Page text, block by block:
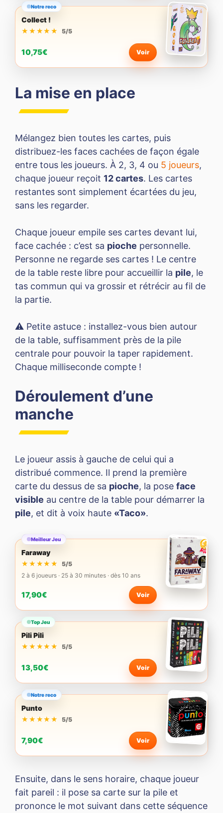
Notre reco
Collect !
★★★★★
★★★★★ 5/5
10,75€ Voir
La mise en place
Mélangez bien toutes les cartes, puis
distribuez-les faces cachées de façon égale
entre tous les joueurs. À 2, 3, 4 ou 5 joueurs,
chaque joueur reçoit 12 cartes. Les cartes
restantes sont simplement écartées du jeu,
sans les regarder.
Chaque joueur empile ses cartes devant lui,
face cachée : c’est sa pioche personnelle.
Personne ne regarde ses cartes ! Le centre
de la table reste libre pour accueillir la pile, le
tas commun qui va grossir et rétrécir au fil de
la partie.
⚠️ Petite astuce : installez-vous bien autour
de la table, suffisamment près de la pile
centrale pour pouvoir la taper rapidement.
Chaque milliseconde compte !
Déroulement d’une
manche
Le joueur assis à gauche de celui qui a
distribué commence. Il prend la première
carte du dessus de sa pioche, la pose face
visible au centre de la table pour démarrer la
pile, et dit à voix haute «Taco».
Meilleur Jeu
Faraway
★★★★★
★★★★★
5/5
2 à 6 joueurs · 25 à 30 minutes · dès 10 ans
17,90€ Voir
Top Jeu
Pili Pili
★★★★★
★★★★★ 5/5
13,50€ Voir
Notre reco
Punto
★★★★★
★★★★★ 5/5
7,90€ Voir
Ensuite, dans le sens horaire, chaque joueur
fait pareil : il pose sa carte sur la pile et
prononce le mot suivant dans cette séquence